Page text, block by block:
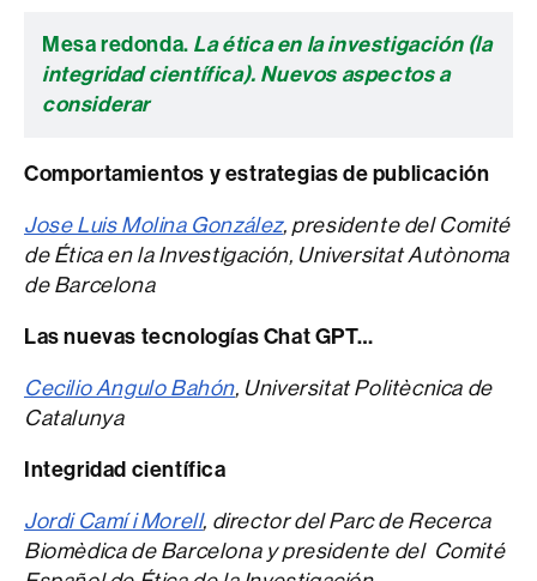
Mesa redonda. La ética en la investigación (la
integridad científica). Nuevos aspectos a
considerar
Comportamientos y estrategias de publicación
Jose Luis Molina González, presidente del Comité
de Ética en la Investigación, Universitat Autònoma
de Barcelona
Las nuevas tecnologías Chat GPT…
Cecilio Angulo Bahón, Universitat Politècnica de
Catalunya
Integridad científica
Jordi Camí i Morell, director del Parc de Recerca
Biomèdica de Barcelona y presidente del Comité